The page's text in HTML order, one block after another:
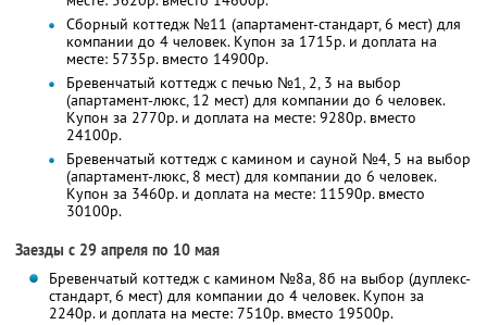
Сборный коттедж №11 (апартамент-стандарт, 6 мест) для
компании до 4 человек. Купон за 1715р. и доплата на
месте: 5735р. вместо 14900р.
Бревенчатый коттедж с печью №1, 2, 3 на выбор
(апартамент-люкс, 12 мест) для компании до 6 человек.
Купон за 2770р. и доплата на месте: 9280р. вместо
24100р.
Бревенчатый коттедж с камином и сауной №4, 5 на выбор
(апартамент-люкс, 8 мест) для компании до 6 человек.
Купон за 3460р. и доплата на месте: 11590р. вместо
30100р.
Заезды с 29 апреля по 10 мая
Бревенчатый коттедж с камином №8а, 8б на выбор (дуплекс-
стандарт, 6 мест) для компании до 4 человек. Купон за
2240р. и доплата на месте: 7510р. вместо 19500р.